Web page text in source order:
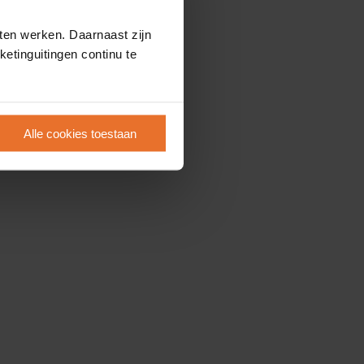
werken. Daarnaast zijn
continu te
Alle cookies toestaan